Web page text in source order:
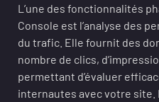
L’une des fonctionnalités
Console est l’analyse des
du trafic. Elle fournit des
nombre de clics,
permettant d’évaluer
internautes avec votre